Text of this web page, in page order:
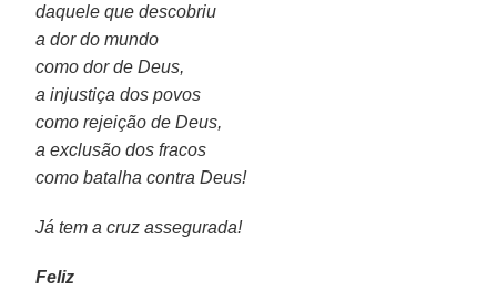
daquele que descobriu
a dor do mundo
como dor de Deus,
a injustiça dos povos
como rejeição de Deus,
a exclusão dos fracos
como batalha contra Deus!
Já tem a cruz assegurada!
Feliz